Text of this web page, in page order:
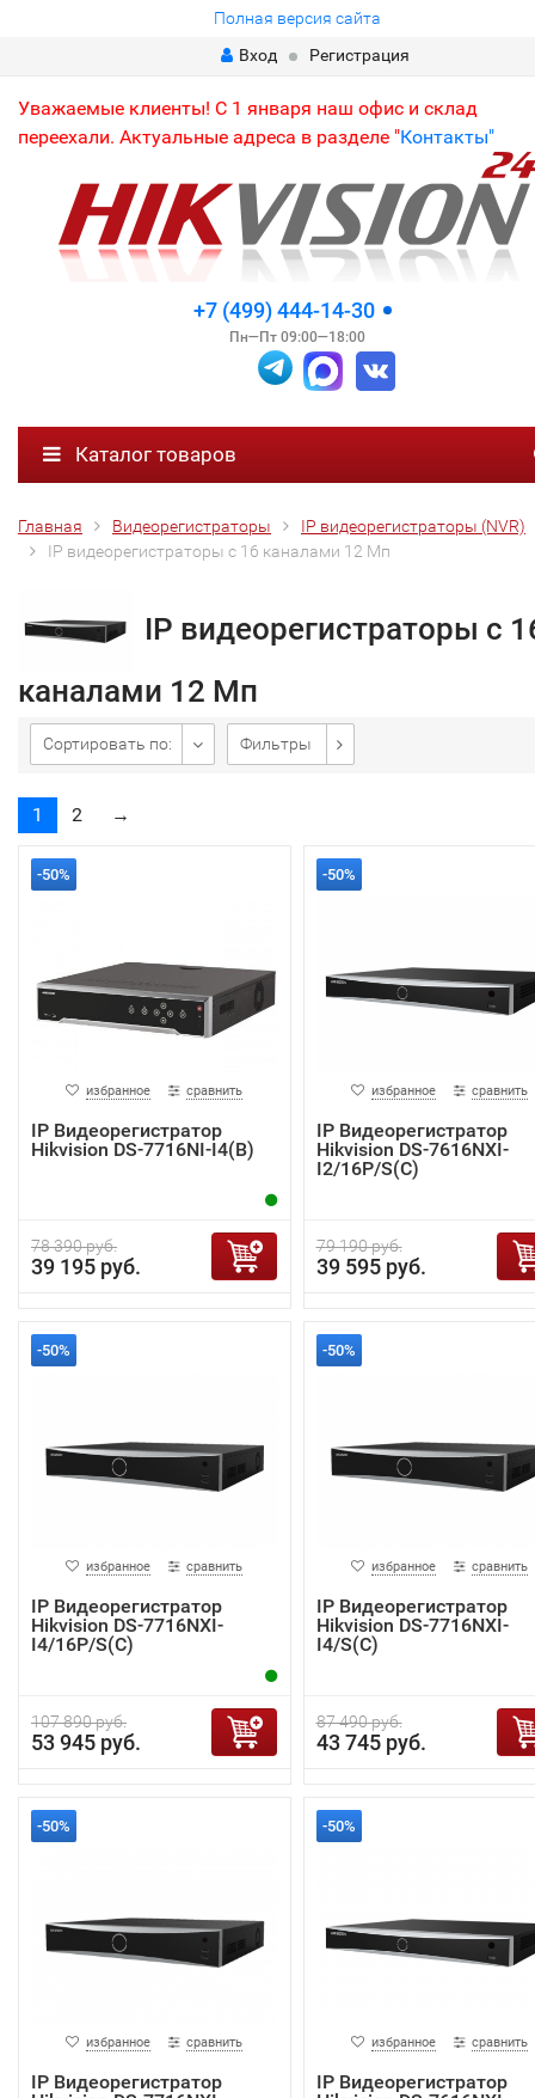
Полная версия сайта
Вход
Регистрация
Уважаемые клиенты! С 1 января наш офис и склад
переехали. Актуальные адреса в разделе "Контакты"
+7 (499) 444-14-30
Пн—Пт 09:00—18:00
Каталог товаров
Главная Видеорегистраторы
IP видеорегистраторы (NVR)
IP видеорегистраторы с 16 каналами 12 Мп
IP видеорегистраторы с
каналами 12 Мп
Сортировать по: Фильтры
1 2 →
-50%
избранное сравнить
IP Видеорегистратор
Hikvision DS-7716NI-I4(B)
78 390 руб.
39 195 руб.
-50%
избранное сравнить
IP Видеорегистратор
Hikvision DS-7616NXI-
I2/16P/S(C)
79 190 руб.
39 595 руб.
-50%
избранное сравнить
IP Видеорегистратор
Hikvision DS-7716NXI-
I4/16P/S(C)
107 890 руб.
53 945 руб.
-50%
избранное сравнить
IP Видеорегистратор
Hikvision DS-7716NXI-
I4/S(C)
87 490 руб.
43 745 руб.
-50%
избранное сравнить
IP Видеорегистратор
-50%
избранное сравнить
IP Видеорегистратор